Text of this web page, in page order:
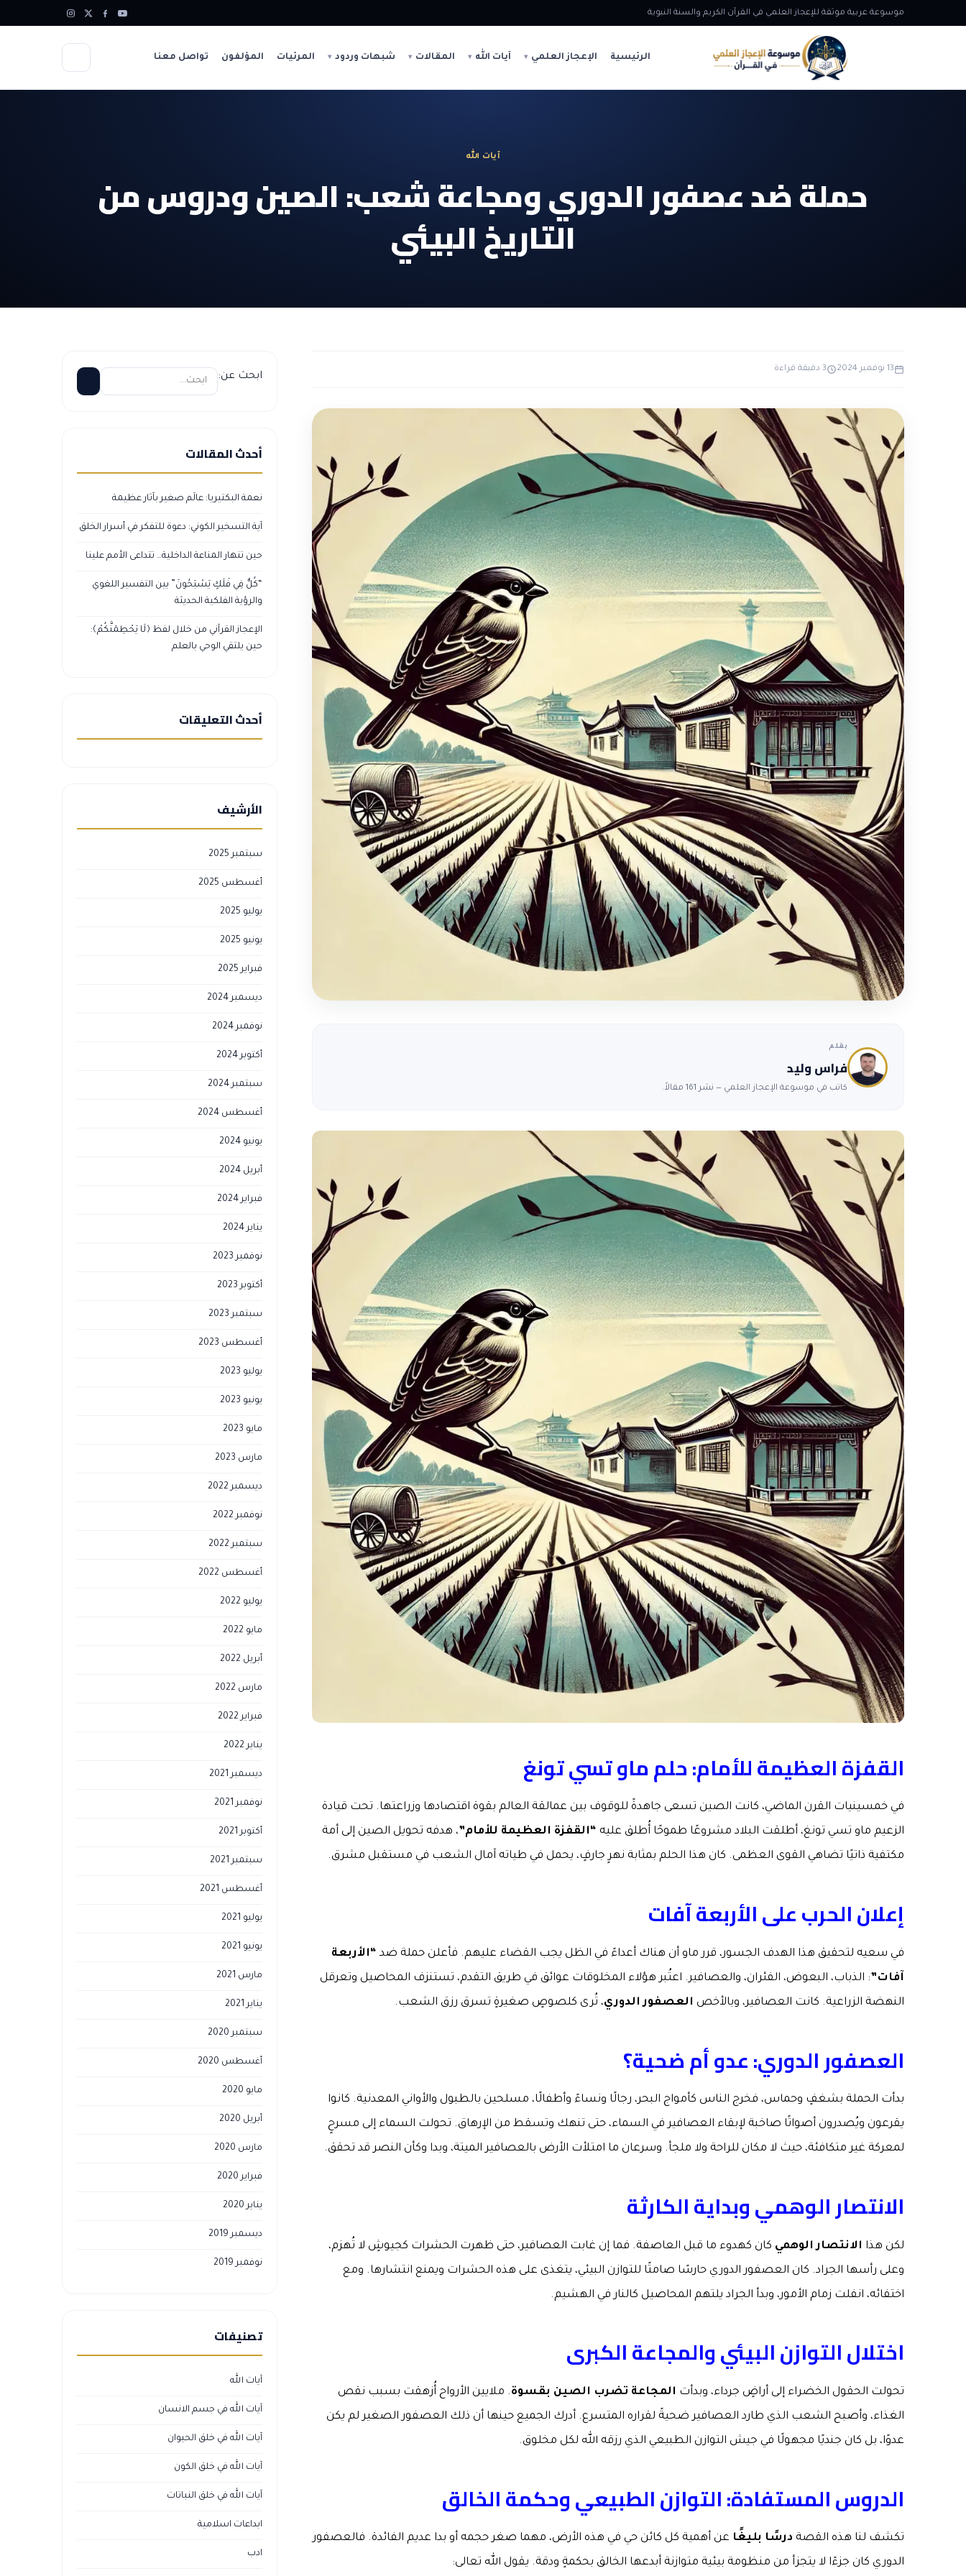
موسوعة عربية موثقة للإعجاز العلمي في القرآن الكريم والسنة النبوية
الرئيسية الإعجاز العلمي آيات الله المقالات شبهات وردود المرئيات المؤلفون تواصل معنا
آيات الله
حملة ضد عصفور الدوري ومجاعة شعب: الصين ودروس من
التاريخ البيئي
13 نوفمبر 2024 3 دقيقة قراءة
بقلم
فراس وليد
كاتب في موسوعة الإعجاز العلمي — نشر 161 مقالاً.
القفزة العظيمة للأمام: حلم ماو تسي تونغ
في خمسينيات القرن الماضي، كانت الصين تسعى جاهدةً للوقوف بين عمالقة العالم بقوة اقتصادها وزراعتها. تحت قيادة
الزعيم ماو تسي تونغ، أطلقت البلاد مشروعًا طموحًا أُطلق عليه “القفزة العظيمة للأمام”، هدفه تحويل الصين إلى أمة
مكتفية ذاتيًا تضاهي القوى العظمى. كان هذا الحلم بمثابة نهرٍ جارفٍ، يحمل في طياته آمال الشعب في مستقبل مشرق.
إعلان الحرب على الأربعة آفات
في سعيه لتحقيق هذا الهدف الجسور، قرر ماو أن هناك أعداءً في الظل يجب القضاء عليهم. فأعلن حملة ضد “الأربعة
آفات”: الذباب، البعوض، الفئران، والعصافير. اعتُبر هؤلاء المخلوقات عوائق في طريق التقدم، تستنزف المحاصيل وتعرقل
النهضة الزراعية. كانت العصافير، وبالأخص العصفور الدوري، تُرى كلصوصٍ صغيرةٍ تسرق رزق الشعب.
العصفور الدوري: عدو أم ضحية؟
بدأت الحملة بشغفٍ وحماس، فخرج الناس كأمواج البحر، رجالًا ونساءً وأطفالًا، مسلحين بالطبول والأواني المعدنية. كانوا
يقرعون ويُصدرون أصواتًا صاخبة لإبقاء العصافير في السماء، حتى تنهك وتسقط من الإرهاق. تحولت السماء إلى مسرحٍ
لمعركة غير متكافئة، حيث لا مكان للراحة ولا ملجأ. وسرعان ما امتلأت الأرض بالعصافير الميتة، وبدا وكأن النصر قد تحقق.
الانتصار الوهمي وبداية الكارثة
لكن هذا الانتصار الوهمي كان كهدوء ما قبل العاصفة. فما إن غابت العصافير، حتى ظهرت الحشرات كجيوشٍ لا تُهزم،
وعلى رأسها الجراد. كان العصفور الدوري حارسًا صامتًا للتوازن البيئي، يتغذى على هذه الحشرات ويمنع انتشارها. ومع
اختفائه، انفلت زمام الأمور، وبدأ الجراد يلتهم المحاصيل كالنار في الهشيم.
اختلال التوازن البيئي والمجاعة الكبرى
تحولت الحقول الخضراء إلى أراضٍ جرداء، وبدأت المجاعة تضرب الصين بقسوة. ملايين الأرواح أُزهقت بسبب نقص
الغذاء، وأصبح الشعب الذي طارد العصافير ضحيةً لقراره المتسرع. أدرك الجميع حينها أن ذلك العصفور الصغير لم يكن
عدوًا، بل كان جنديًا مجهولًا في جيش التوازن الطبيعي الذي رزقه الله لكل مخلوق.
الدروس المستفادة: التوازن الطبيعي وحكمة الخالق
تكشف لنا هذه القصة درسًا بليغًا عن أهمية كل كائن حي في هذه الأرض، مهما صغر حجمه أو بدا عديم الفائدة. فالعصفور
الدوري كان جزءًا لا يتجزأ من منظومة بيئية متوازنة أبدعها الخالق بحكمةٍ ودقة. يقول الله تعالى:
ابحث عن:
أحدث المقالات
نعمة البكتيريا: عالَم صغير بآثار عظيمة
آية التسخير الكوني: دعوة للتفكر في أسرار الخلق
حين تنهار المناعة الداخلية… تتداعى الأمم علينا
“كُلٌّ فِي فَلَكٍ يَسْبَحُونَ” بين التفسير اللغوي
والرؤية الفلكية الحديثة
الإعجاز القرآني من خلال لفظ ﴿لَا يَحْطِمَنَّكُمْ﴾:
حين يلتقي الوحي بالعلم
أحدث التعليقات
الأرشيف
سبتمبر 2025
أغسطس 2025
يوليو 2025
يونيو 2025
فبراير 2025
ديسمبر 2024
نوفمبر 2024
أكتوبر 2024
سبتمبر 2024
أغسطس 2024
يونيو 2024
أبريل 2024
فبراير 2024
يناير 2024
نوفمبر 2023
أكتوبر 2023
سبتمبر 2023
أغسطس 2023
يوليو 2023
يونيو 2023
مايو 2023
مارس 2023
ديسمبر 2022
نوفمبر 2022
سبتمبر 2022
أغسطس 2022
يوليو 2022
مايو 2022
أبريل 2022
مارس 2022
فبراير 2022
يناير 2022
ديسمبر 2021
نوفمبر 2021
أكتوبر 2021
سبتمبر 2021
أغسطس 2021
يوليو 2021
يونيو 2021
مارس 2021
يناير 2021
سبتمبر 2020
أغسطس 2020
مايو 2020
أبريل 2020
مارس 2020
فبراير 2020
يناير 2020
ديسمبر 2019
نوفمبر 2019
تصنيفات
آيات الله
آيات الله في جسم الانسان
آيات الله في خلق الحيوان
آيات الله في خلق الكون
آيات الله في خلق النباتات
ابداعات اسلامية
ادب